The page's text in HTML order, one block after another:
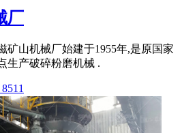
厂
矿山机械厂始建于1955年,是原国家
生产破碎粉磨机械 .